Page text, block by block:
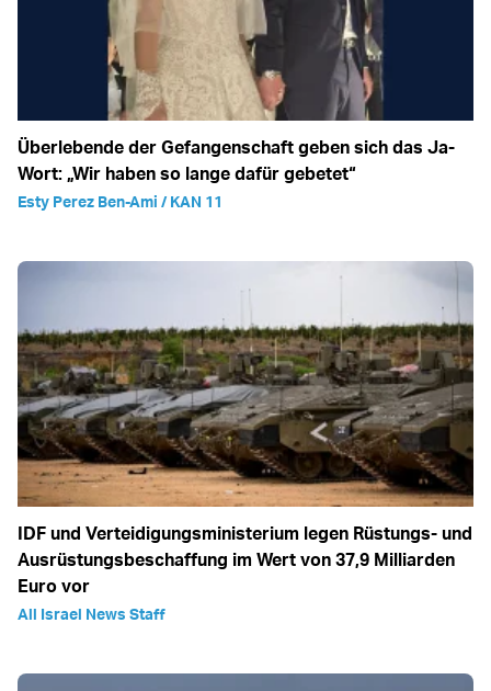
Überlebende der Gefangenschaft geben sich das Ja-
Wort: „Wir haben so lange dafür gebetet“
Esty Perez Ben-Ami / KAN 11
IDF und Verteidigungsministerium legen Rüstungs- und
Ausrüstungsbeschaffung im Wert von 37,9 Milliarden
Euro vor
All Israel News Staff